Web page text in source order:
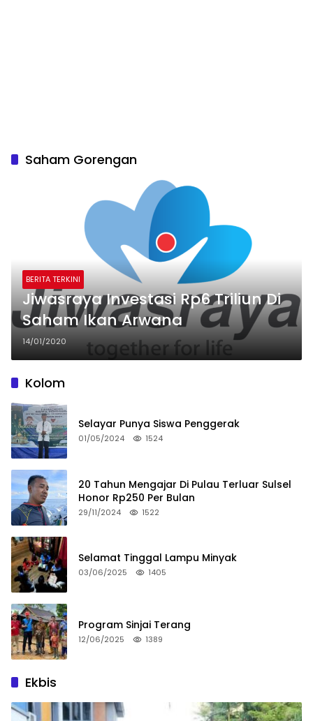
Saham Gorengan
BERITA TERKINI
Jiwasraya Investasi Rp6 Triliun Di
Saham Ikan Arwana
14/01/2020
Kolom
Selayar Punya Siswa Penggerak
01/05/2024 1524
20 Tahun Mengajar Di Pulau Terluar Sulsel
Honor Rp250 Per Bulan
29/11/2024 1522
Selamat Tinggal Lampu Minyak
03/06/2025 1405
Program Sinjai Terang
12/06/2025 1389
Ekbis